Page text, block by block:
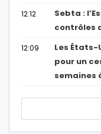
12:12
Sebta :
contrôles
12:09
Les États-
pour un
semaines